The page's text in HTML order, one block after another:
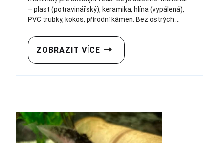
– plast (potravinářský), keramika, hlína (vypálená),
PVC trubky, kokos, přírodní kámen. Bez ostrých ...
ZOBRAZIT VÍCE